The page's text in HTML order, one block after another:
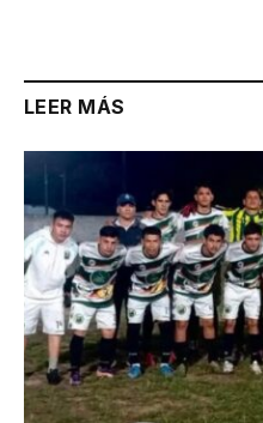
LEER MÁS